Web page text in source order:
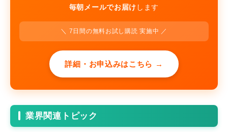
毎朝メールでお届け します
＼ 7日間の無料お試し購読 実施中 ／
詳細・お申込みはこちら →
業界関連トピック